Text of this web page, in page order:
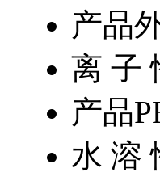
产品
离 子
产品
水 溶